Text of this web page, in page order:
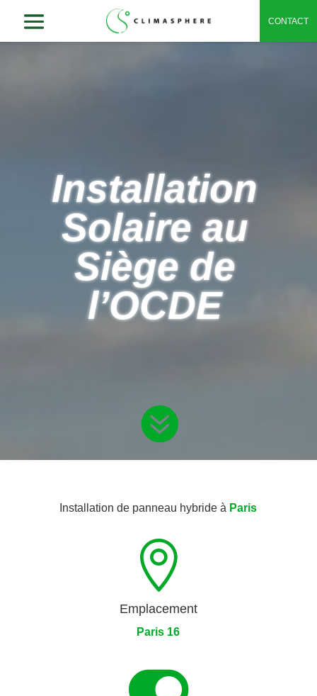
CONTACT
Installation
Solaire au
Siège de
l’OCDE

Installation de panneau hybride à Paris

Emplacement
Paris 16